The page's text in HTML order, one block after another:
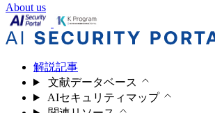
About us
解説記事
文献データベース
AIセキュリティマップ